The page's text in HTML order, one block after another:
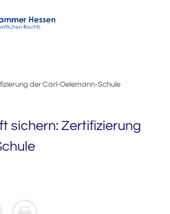
der Carl-Oelemann-Schule
sichern: Zertifizierung